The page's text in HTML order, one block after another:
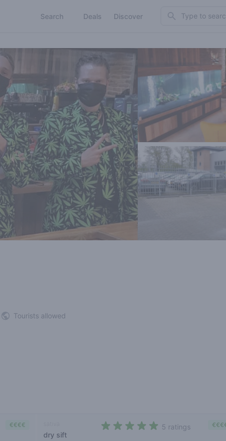
Search Deals Discover Search
Tourists allowed
€€€€
dry sift
5 ratings